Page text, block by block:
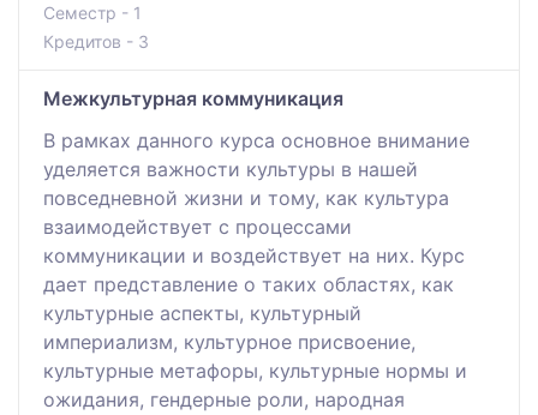
Семестр - 1
Кредитов - 3
Межкультурная коммуникация
В рамках данного курса основное внимание
уделяется важности культуры в нашей
повседневной жизни и тому, как культура
взаимодействует с процессами
коммуникации и воздействует на них. Курс
дает представление о таких областях, как
культурные аспекты, культурный
империализм, культурное присвоение,
культурные метафоры, культурные нормы и
ожидания, гендерные роли, народная